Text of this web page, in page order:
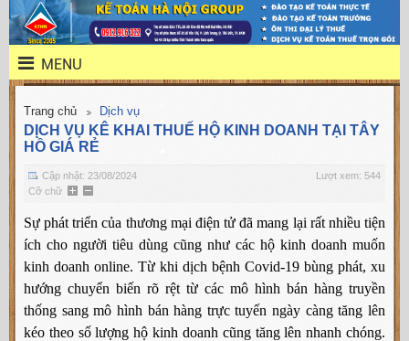
MENU
Trang chủ Dịch vụ
DỊCH VỤ KÊ KHAI THUẾ HỘ KINH DOANH TẠI TÂY
HỒ GIÁ RẺ
Cập nhật: 23/08/2024
Lượt xem: 544
Cỡ chữ
Sự phát triển của thương mại điện tử đã mang lại rất nhiều tiện
ích cho người tiêu dùng cũng như các hộ kinh doanh muốn
kinh doanh online. Từ khi dịch bệnh Covid-19 bùng phát, xu
hướng chuyển biến rõ rệt từ các mô hình bán hàng truyền
thống sang mô hình bán hàng trực tuyến ngày càng tăng lên
kéo theo số lượng hộ kinh doanh cũng tăng lên nhanh chóng.